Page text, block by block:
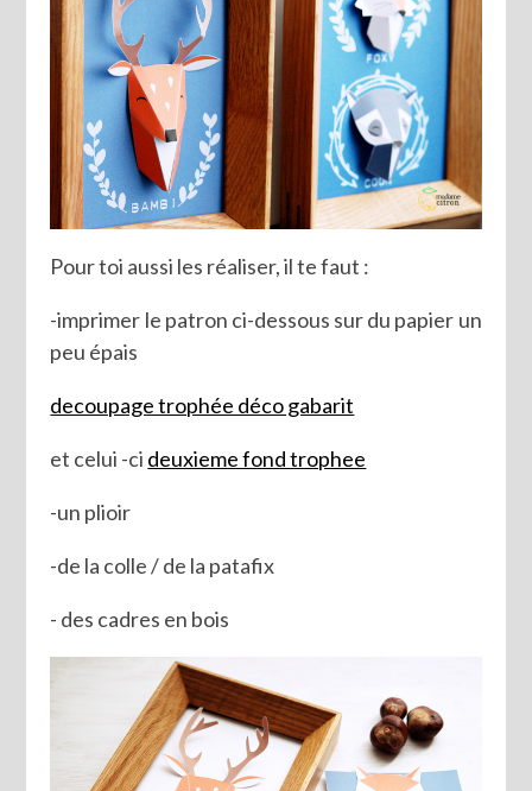
Pour toi aussi les réaliser, il te faut :
-imprimer le patron ci-dessous sur du papier un
peu épais
decoupage trophée déco gabarit
et celui -ci deuxieme fond trophee
-un plioir
-de la colle / de la patafix
- des cadres en bois